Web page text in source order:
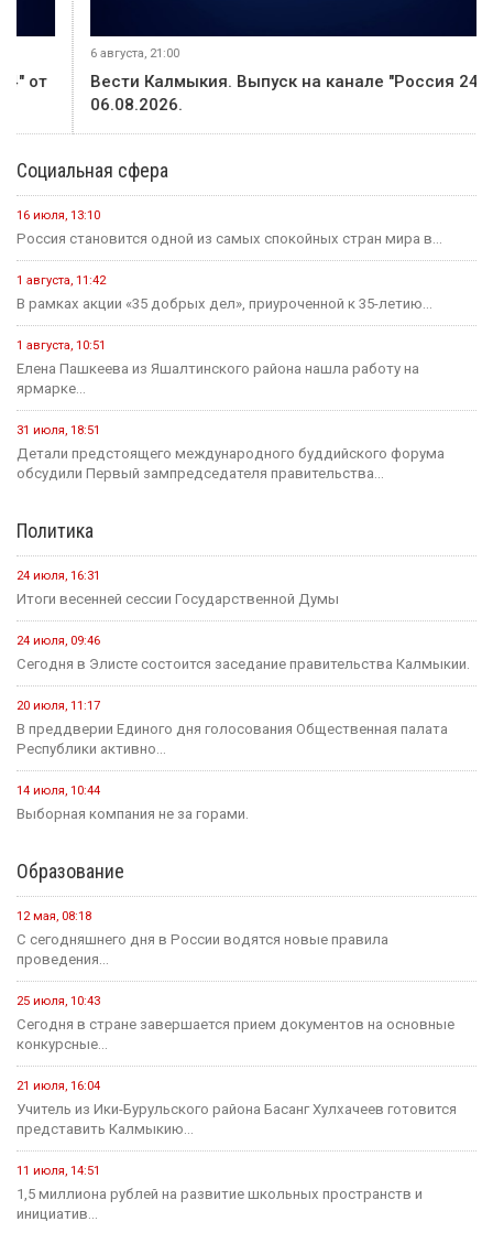
6 августа, 21:00
Вести Калмыкия. Выпуск на канале "Россия 24" от
06.08.2026.
Социальная сфера
16 июля, 13:10
Россия становится одной из самых спокойных стран мира в...
1 августа, 11:42
В рамках акции «35 добрых дел», приуроченной к 35-летию...
1 августа, 10:51
Елена Пашкеева из Яшалтинского района нашла работу на
ярмарке...
31 июля, 18:51
Детали предстоящего международного буддийского форума
обсудили Первый зампредседателя правительства...
Политика
24 июля, 16:31
Итоги весенней сессии Государственной Думы
24 июля, 09:46
Сегодня в Элисте состоится заседание правительства Калмыкии.
20 июля, 11:17
В преддверии Единого дня голосования Общественная палата
Республики активно...
14 июля, 10:44
Выборная компания не за горами.
Образование
12 мая, 08:18
С сегодняшнего дня в России водятся новые правила
проведения...
25 июля, 10:43
Сегодня в стране завершается прием документов на основные
конкурсные...
21 июля, 16:04
Учитель из Ики-Бурульского района Басанг Хулхачеев готовится
представить Калмыкию...
11 июля, 14:51
1,5 миллиона рублей на развитие школьных пространств и
инициатив...